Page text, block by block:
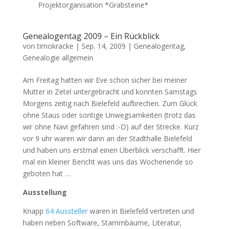
Projektorganisation *Grabsteine*
Genealogentag 2009 – Ein Rückblick
vontimokracke | Sep. 14, 2009 | Genealogentag,
Genealogie allgemein
Am Freitag hatten wir Eve schon sicher bei meiner
Mutter in Zetel untergebracht und konnten Samstags
Morgens zeitig nach Bielefeld aufbrechen. Zum Glück
ohne Staus oder sontige Unwegsamkeiten (trotz das
wir ohne Navi gefahren sind :-D) auf der Strecke. Kurz
vor 9 uhr waren wir dann an der Stadthalle Bielefeld
und haben uns erstmal einen Überblick verschafft. Hier
mal ein kleiner Bericht was uns das Wochenende so
geboten hat …
Ausstellung
Knapp 64 Ausstellerwaren in Bielefeld vertreten und
haben neben Software, Stammbäume, Literatur,